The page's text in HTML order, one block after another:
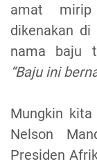
amat
dikenakan
nama baju
“Baju ini
Mungkin
Nelson
Presiden